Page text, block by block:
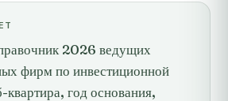
2026 ведущих
фирм по инвестиционной
год основания,